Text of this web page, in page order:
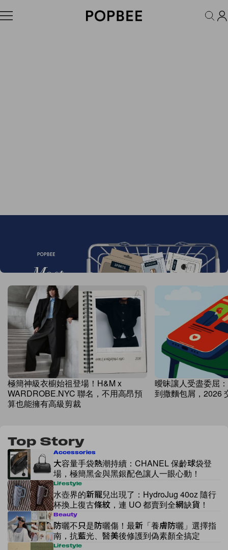
FASHION ACCESSORIES BEAUTY WELLNESS LIFESTYLE
Most Hearted Awards 2026 結果揭曉！10
大時尚、美妝潮流代表誕生
極簡神級衣櫥始祖登場！H&M x
WARDROBE.NYC 聯名，不用高昂預
算也能擁有高級剪裁
曖昧讓人受盡委屈
到撒麵包屑，2026
Top Story
Accessories
大容量手袋熱潮持續：CHANEL 保齡球袋登
場，極簡黑金與黑銀配色讓人一眼心動！
Lifestyle
水壺界的新寵兒出現了：HydroJug 40oz 隨行
杯換上復古條紋，連 UO 都賣到全網缺貨！
Beauty
防曬不只是防曬傷！最新「養膚防曬」選擇指
南，抗藍光、醫美後修護到偽素顏全搞定
Lifestyle